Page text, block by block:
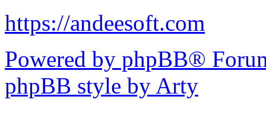
https://andeesoft.com
Powered by phpBB®
phpBB style by Arty